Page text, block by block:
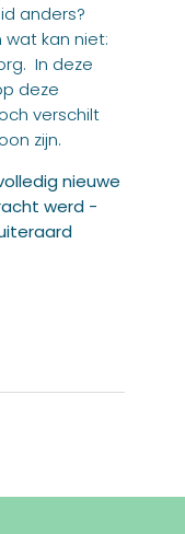
anders?
kan niet:
In deze
deze
verschilt
zijn.
nieuwe
werd -